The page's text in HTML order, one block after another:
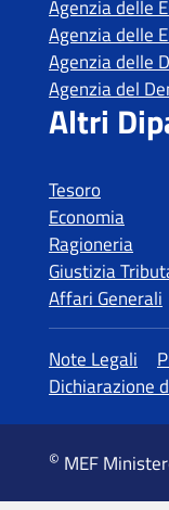
Tesoro
Economia
Ragioneria
Giustizia
Affari Generali
MEF